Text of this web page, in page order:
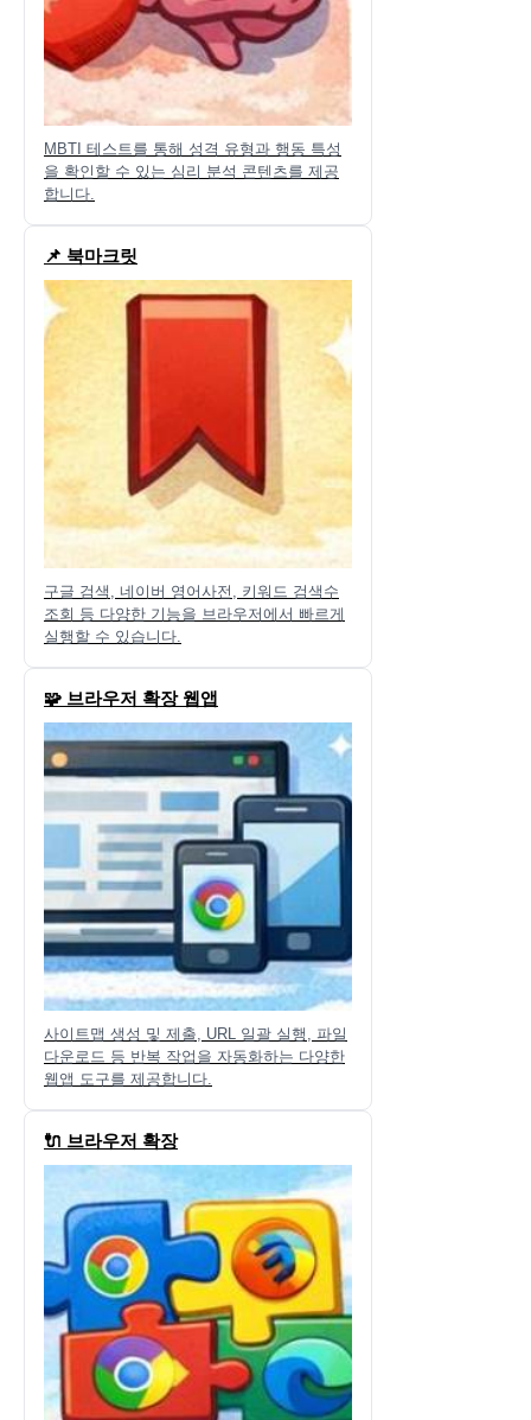
MBTI 테스트를 통해 성격 유형과 행동 특성
을 확인할 수 있는 심리 분석 콘텐츠를 제공
합니다.
📌 북마크릿
구글 검색, 네이버 영어사전, 키워드 검색수
조회 등 다양한 기능을 브라우저에서 빠르게
실행할 수 있습니다.
🧩 브라우저 확장 웹앱
사이트맵 생성 및 제출, URL 일괄 실행, 파일
다운로드 등 반복 작업을 자동화하는 다양한
웹앱 도구를 제공합니다.
🔌 브라우저 확장